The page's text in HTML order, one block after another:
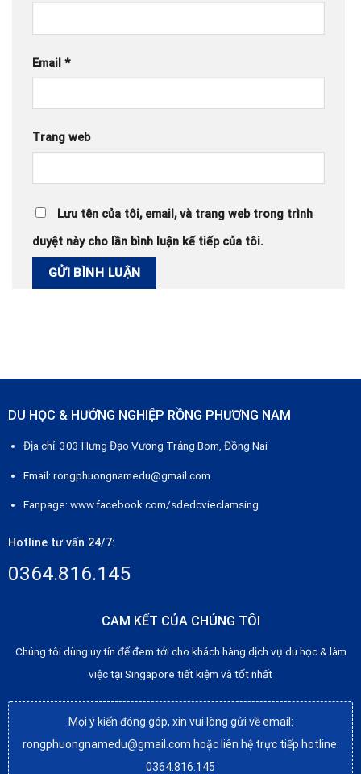
Email *
Trang web
Lưu tên của tôi, email, và trang web trong trình
duyệt này cho lần bình luận kế tiếp của tôi.
DU HỌC & HƯỚNG NGHIỆP RỒNG PHƯƠNG NAM
Địa chỉ: 303 Hưng Đạo Vương Trảng Bom, Đồng Nai
Email: rongphuongnamedu@gmail.com
Fanpage: www.facebook.com/sdedcvieclamsing
Hotline tư vấn 24/7:
0364.816.145
CAM KẾT CỦA CHÚNG TÔI
Chúng tôi dùng uy tín để đem tới cho khách hàng dịch vụ du học & làm
việc tại Singapore tiết kiệm và tốt nhất
Mọi ý kiến đóng góp, xin vui lòng gửi về email:
rongphuongnamedu@gmail.com hoặc liên hệ trực tiếp hotline:
0364.816.145